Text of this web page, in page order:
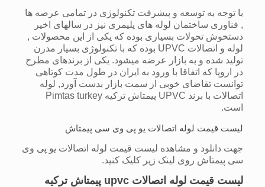
با توجه به توسعه و پیشرفت تکنولوژی در تمامی عرصه ها
, فناوری ساختمان لوله های پلیمری نیز در سالهای اخیر
دستخوش تحولات بسیاری بوده که یکی از این محصولات ,
لوله و اتصالات UPVC بوده که با تکنولوژی بسیار مدرن
تولید شده و به بازار عرضه میشود. یکی از برندهای مطرح
در اروپا که اتفاقا با ورود به ایران در طول مدت کوتاهی
توانست تقاضای خوبی از سمت بازار بدست آورد, لوله
اتصالات با برند UPVC پیمتاش ترکیه Pimtas turkey
است.
لیست قیمت لوله اتصالات یو پی وی سی پیمتاش
جهت دانلود و مشاهده لیست قیمت لوله اتصالات یو پی وی
سی پیمتاش روی لینک زیر کلیک کنید.
لیست قیمت لوله اتصالات upvc پیمتاش ترکیه